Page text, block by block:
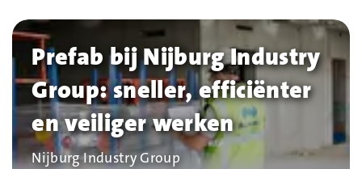
Prefab bij Nijburg Industry
Group: sneller, efficiënter
en veiliger werken
Bedrijf
Nijburg Industry Group